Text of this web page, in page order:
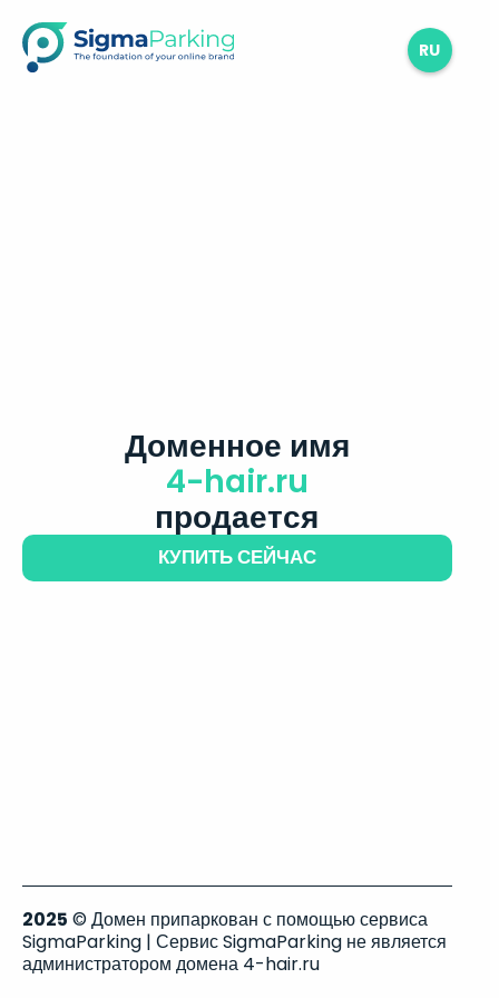
RU
Доменное имя
4-hair.ru
продается
КУПИТЬ СЕЙЧАС
2025 © Домен припаркован с помощью сервиса
SigmaParking | Сервис SigmaParking не является
администратором домена 4-hair.ru